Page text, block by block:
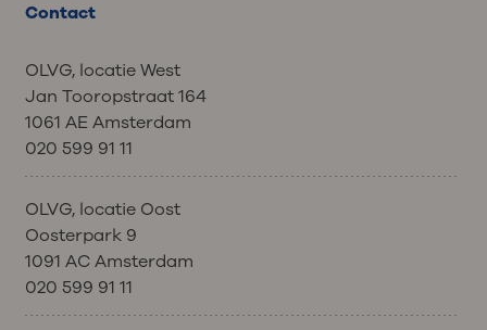
Contact
OLVG, locatie West
Jan Tooropstraat 164
1061 AE Amsterdam
020 599 91 11
OLVG, locatie Oost
Oosterpark 9
1091 AC Amsterdam
020 599 91 11